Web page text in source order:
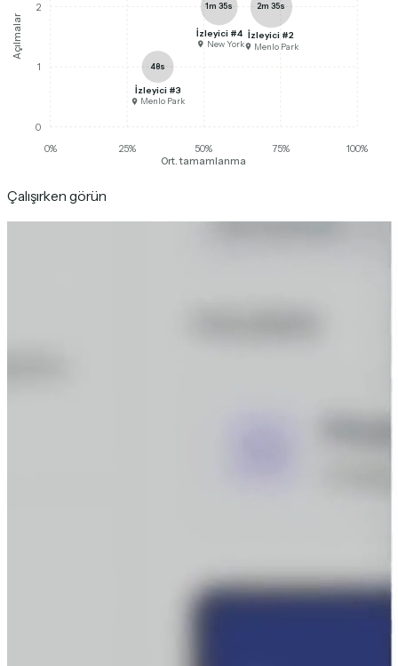
0% 25% 50% 75% 100%
0
1
2
Ort. tamamlanma
Açılmalar
2m 35s
İzleyici #2
Menlo Park
1m 35s
İzleyici #4
New York
48s
İzleyici #3
Menlo Park
Çalışırken görün